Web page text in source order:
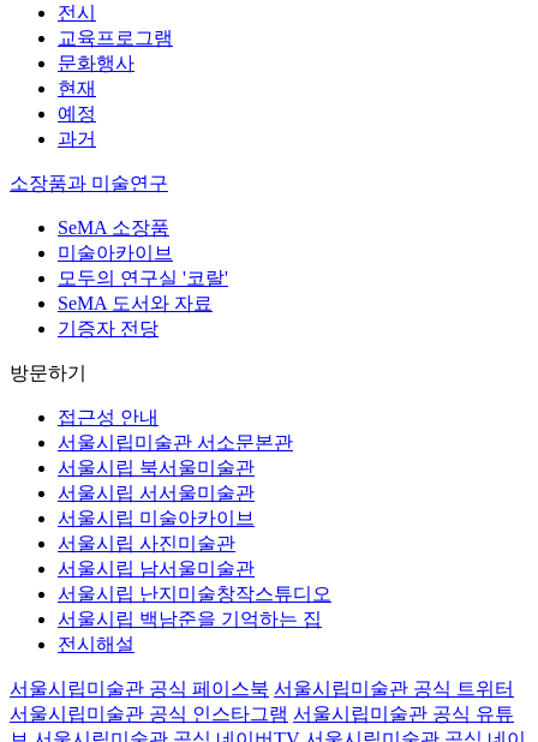
전시
교육프로그램
문화행사
현재
예정
과거
소장품과 미술연구
SeMA 소장품
미술아카이브
모두의 연구실 '코랄'
SeMA 도서와 자료
기증자 전당
방문하기
접근성 안내
서울시립미술관 서소문본관
서울시립 북서울미술관
서울시립 서서울미술관
서울시립 미술아카이브
서울시립 사진미술관
서울시립 남서울미술관
서울시립 난지미술창작스튜디오
서울시립 백남준을 기억하는 집
전시해설
서울시립미술관 공식 페이스북 서울시립미술관 공식 트위터
서울시립미술관 공식 인스타그램 서울시립미술관 공식 유튜